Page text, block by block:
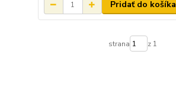
Pridať do košíka
strana z 1